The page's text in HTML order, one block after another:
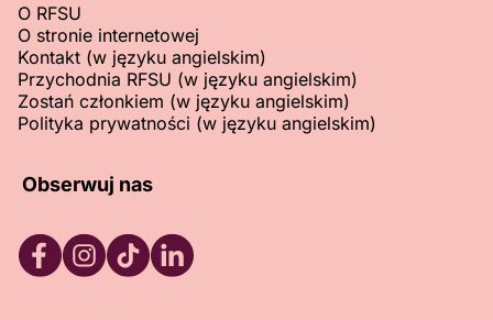
O RFSU
O stronie internetowej
Kontakt (w języku angielskim)
Przychodnia RFSU (w języku angielskim)
Zostań członkiem (w języku angielskim)
Polityka prywatności (w języku angielskim)
Obserwuj nas